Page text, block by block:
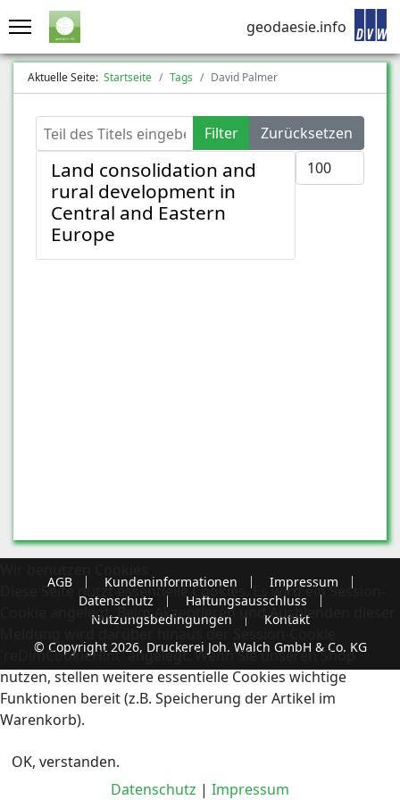
geodaesie.info
Aktuelle Seite: Startseite Tags David Palmer
Teil des Titels eingeben Filter
Zurücksetzen
Anzeige #
Land consolidation and
rural development in
Central and Eastern
Europe
AGB Kundeninformationen
Impressum
Datenschutz
Haftungsausschluss
Nutzungsbedingungen
Kontakt
© Copyright 2026, Druckerei Joh. Walch GmbH & Co. KG
Diese Seite nutzt essentielle Cookies. Es wird ein Session-
Cookie angelegt. Beim Akzeptieren und Ausblenden dieser
Meldung wird darüber hinaus der Session-Cookie
'reDimCookieHint' angelegt. Wenn Sie unseren Shop
nutzen, stellen weitere essentielle Cookies wichtige
Funktionen bereit (z.B. Speicherung der Artikel im
Warenkorb).
OK, verstanden.
Datenschutz | Impressum